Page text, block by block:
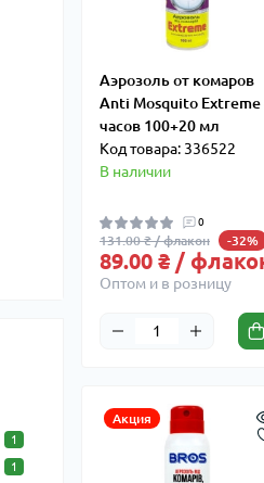
1
1
Аэрозоль от комаров
Anti Mosquito Extreme
часов 100+20 мл
Код товара: 336522
В наличии
0
131.00 ₴ / флакон -32%
89.00 ₴ /
Оптом и в розницу
Акция